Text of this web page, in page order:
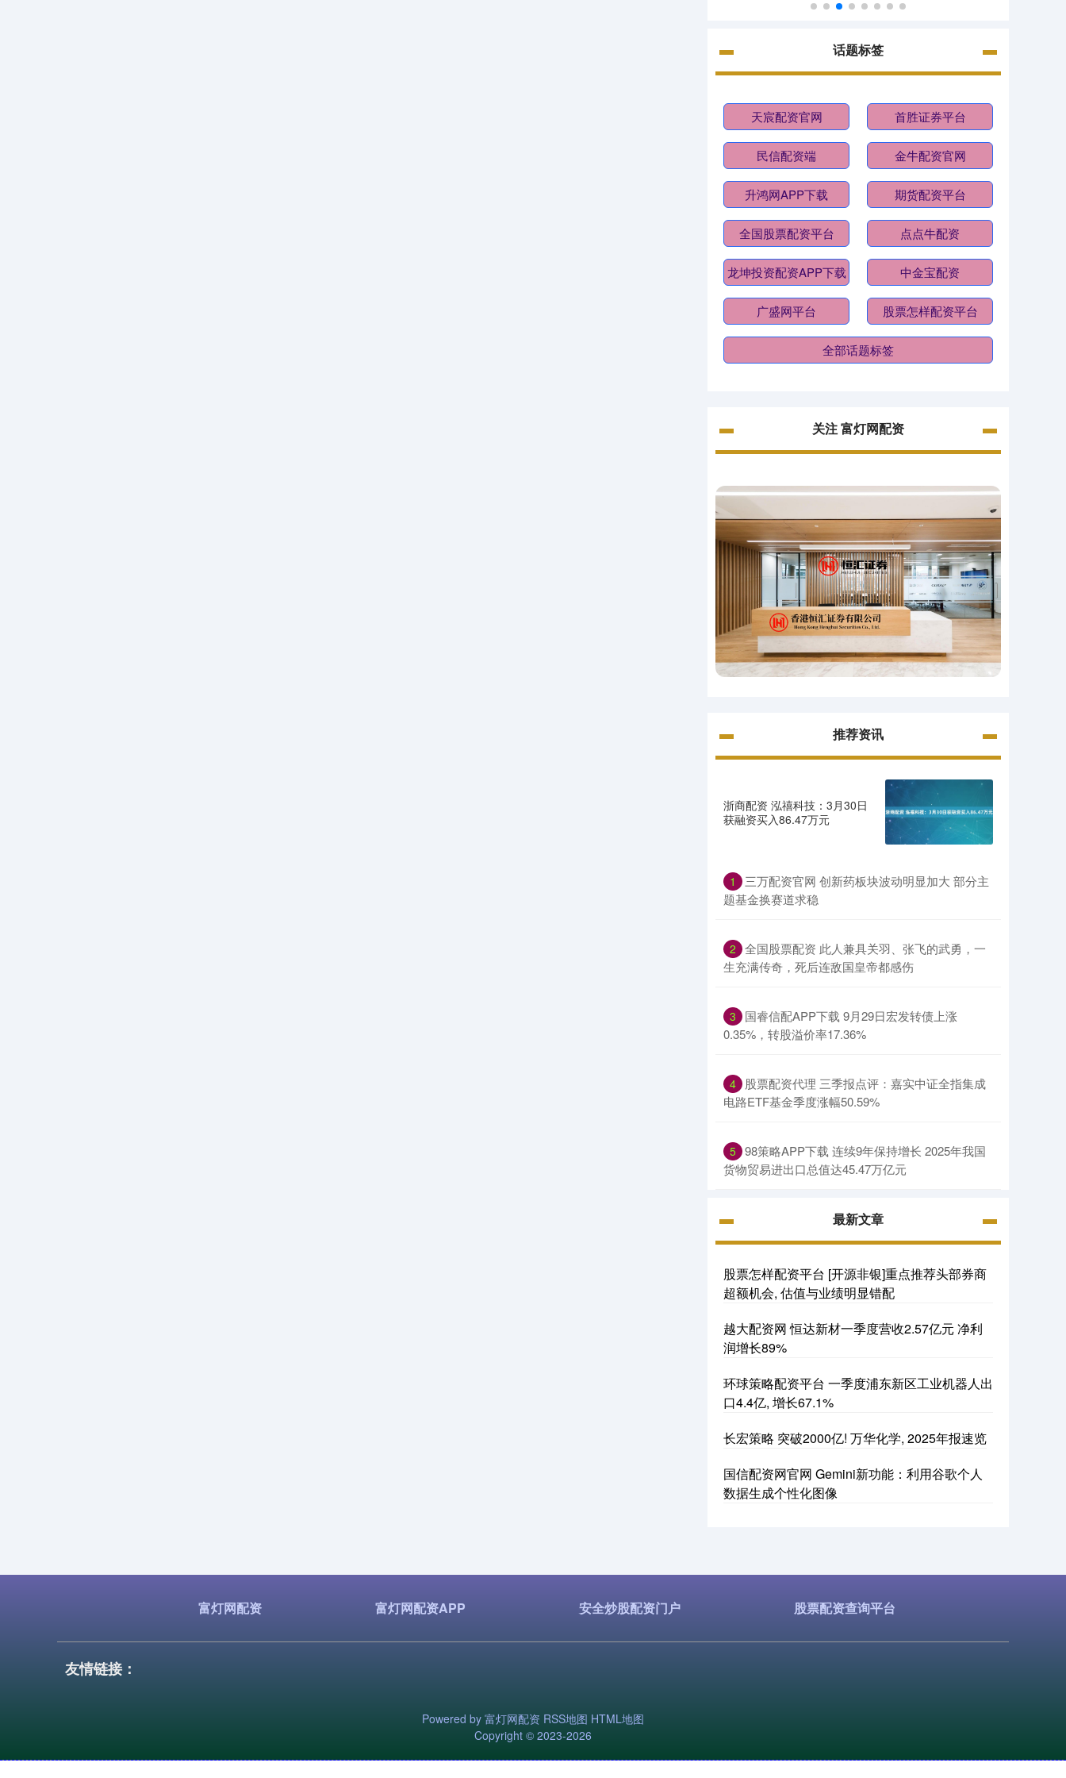
话题标签
天宸配资官网 首胜证券平台
民信配资端 金牛配资官网
升鸿网APP下载 期货配资平台
全国股票配资平台 点点牛配资
龙坤投资配资APP下载 中金宝配资
广盛网平台 股票怎样配资平台
全部话题标签
关注 富灯网配资
推荐资讯
浙商配资 泓禧科技：3月30日
获融资买入86.47万元
1
三万配资官网 创新药板块波动明显加大 部分主
题基金换赛道求稳
2 全国股票配资 此人兼具关羽、张飞的武勇，一
生充满传奇，死后连敌国皇帝都感伤
3
国睿信配APP下载 9月29日宏发转债上涨
0.35%，转股溢价率17.36%
4
股票配资代理 三季报点评：嘉实中证全指集成
电路ETF基金季度涨幅50.59%
5 98策略APP下载 连续9年保持增长 2025年我国
货物贸易进出口总值达45.47万亿元
最新文章
股票怎样配资平台 [开源非银]重点推荐头部券商
超额机会, 估值与业绩明显错配
越大配资网 恒达新材一季度营收2.57亿元 净利
润增长89%
环球策略配资平台 一季度浦东新区工业机器人出
口4.4亿, 增长67.1%
长宏策略 突破2000亿! 万华化学, 2025年报速览
国信配资网官网 Gemini新功能：利用谷歌个人
数据生成个性化图像
富灯网配资 富灯网配资APP 安全炒股配资门户 股票配资查询平台
友情链接：
Powered by 富灯网配资 RSS地图 HTML地图
Copyright © 2023-2026